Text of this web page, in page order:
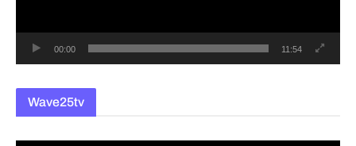
00:00 11:54
Wave25tv